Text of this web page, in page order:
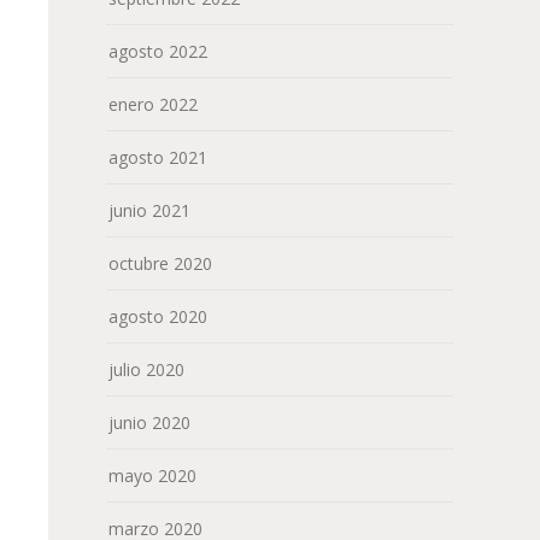
agosto 2022
enero 2022
agosto 2021
junio 2021
octubre 2020
agosto 2020
julio 2020
junio 2020
mayo 2020
marzo 2020